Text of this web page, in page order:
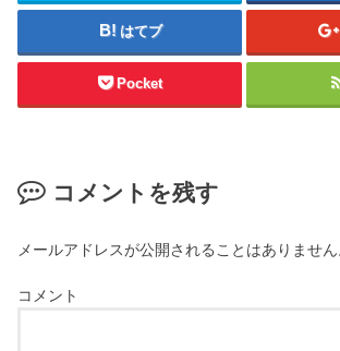
はてブ
Pocket
コメントを残す
メールアドレスが公開されることはありません
コメント